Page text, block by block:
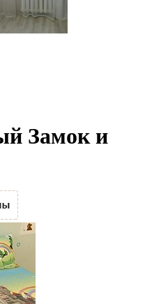
Замок и